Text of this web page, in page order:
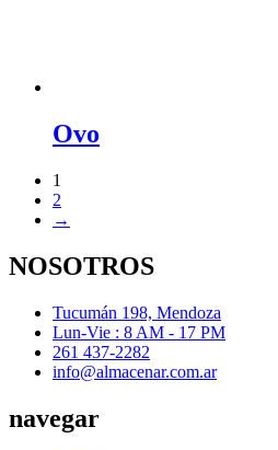
Ovo
1
2
→
NOSOTROS
Tucumán 198, Mendoza
Lun-Vie : 8 AM - 17 PM
261 437-2282
info@almacenar.com.ar
navegar